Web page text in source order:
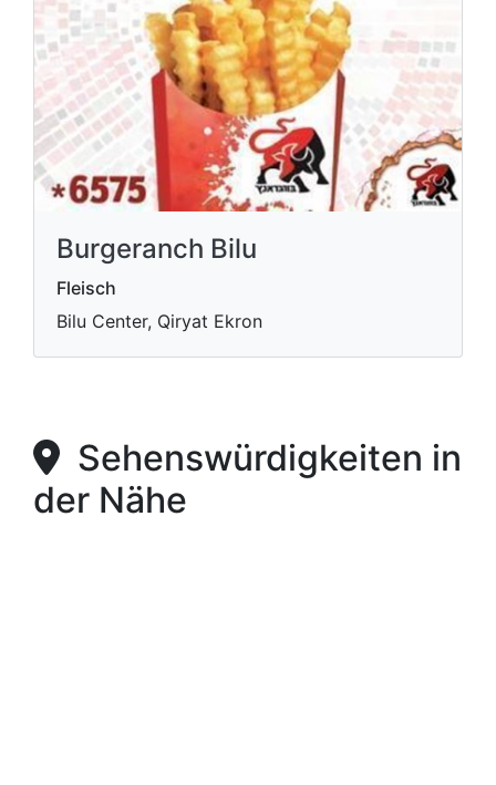
Burgeranch Bilu
Fleisch
Bilu Center, Qiryat Ekron
Sehenswürdigkeiten in
der Nähe